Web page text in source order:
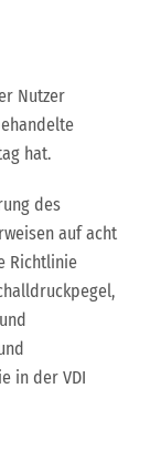
Nutzer
hat.
des
auf acht
Richtlinie
in der VDI